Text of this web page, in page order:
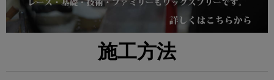
施工方法